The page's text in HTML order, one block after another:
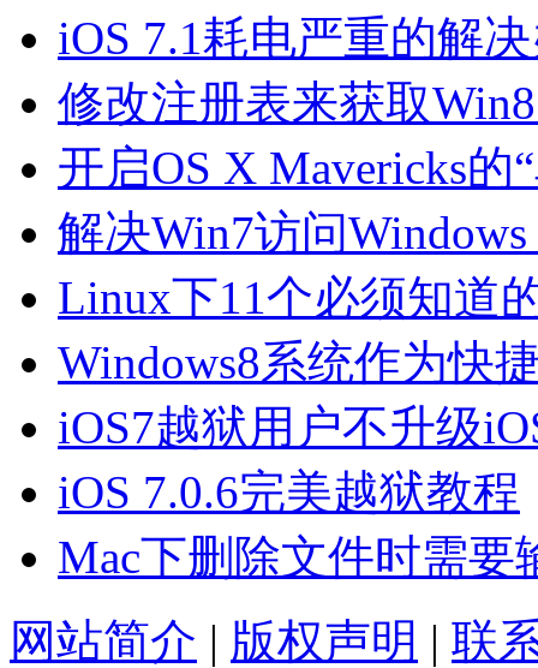
iOS 7.1耗电严重的解
修改注册表来获取
开启OS X Mavericks的
解决Win7访问
Linux下11个必须知道
Windows8系统作为快
iOS7越狱用户不升级
iOS 7.0.6完美越狱教程
Mac下删除文件时需
网站简介 | 版权声明 | 联